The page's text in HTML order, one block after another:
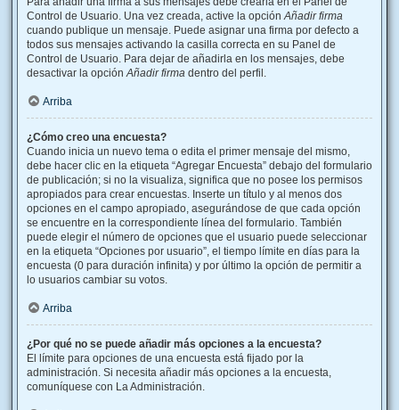
Control de Usuario. Una vez creada, active la opciónAñadir firma
cuando publique un mensaje. Puede asignar una firma por defecto a
todos sus mensajes activando la casilla correcta en su Panel de
Control de Usuario. Para dejar de añadirla en los mensajes, debe
desactivar la opciónAñadir firma dentro del perfil.
Arriba
¿Cómo creo una encuesta?
Cuando inicia un nuevo tema o edita el primer mensaje del mismo,
debe hacer clic en la etiqueta “Agregar Encuesta” debajo del formulario
de publicación; si no la visualiza, significa que no posee los permisos
apropiados para crear encuestas. Inserte un título y al menos dos
opciones en el campo apropiado, asegurándose de que cada opción
se encuentre en la correspondiente línea del formulario. También
puede elegir el número de opciones que el usuario puede seleccionar
en la etiqueta “Opciones por usuario”, el tiempo límite en días para la
encuesta (0 para duración infinita) y por último la opción de permitir a
lo usuarios cambiar su votos.
Arriba
¿Por qué no se puede añadir más opciones a la encuesta?
El límite para opciones de una encuesta está fijado por la
administración. Si necesita añadir más opciones a la encuesta,
comuníquese con La Administración.